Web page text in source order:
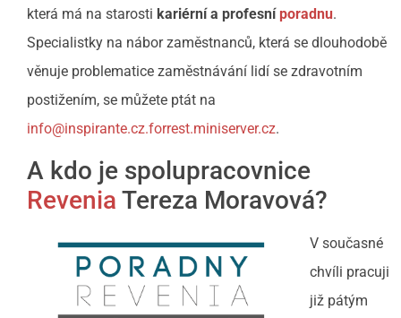
která má na starosti kariérní a profesníporadnu.
Specialistky na nábor zaměstnanců, která se dlouhodobě
věnuje problematice zaměstnávání lidí se zdravotním
postižením, se můžete ptát na
info@inspirante.cz.forrest.miniserver.cz.
A kdo je spolupracovnice
Revenia Tereza Moravová?
V současné
chvíli pracuji
již pátým